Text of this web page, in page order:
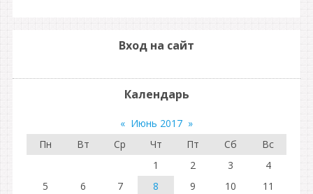
Вход на сайт
Календарь
« Июнь 2017 »
Пн
Вт Ср Чт Пт Сб
Вс
1
2 3
4
5
6 7 8 9 10
11